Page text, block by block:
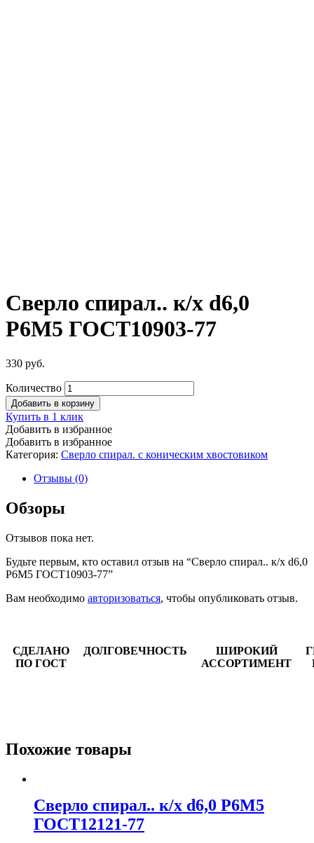
Сверло спирал.. к/х d6,0
Р6М5 ГОСТ10903-77
330 руб.
Количество
Добавить в корзину
Купить в 1 клик
Добавить в избранное
Добавить в избранное
Категория: Сверло спирал. с коническим хвостовиком
Отзывы (0)
Обзоры
Отзывов пока нет.
Будьте первым, кто оставил отзыв на “Сверло спирал.. к/х d6,0
Р6М5 ГОСТ10903-77”
Вам необходимо авторизоваться, чтобы опубликовать отзыв.
СДЕЛАНО
ПО ГОСТ
ДОЛГОВЕЧНОСТЬ
ШИРОКИЙ
АССОРТИМЕНТ
Похожие товары
Сверло спирал.. к/х d6,0 Р6М5
ГОСТ12121-77